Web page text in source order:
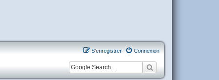
Connexion
S’enregistrer